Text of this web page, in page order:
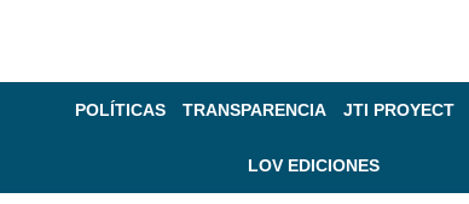
POLÍTICAS TRANSPARENCIA JTI PROYECT
LOV EDICIONES